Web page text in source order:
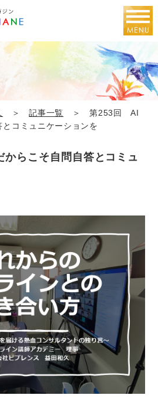
＞記事一覧 ＞ 第253回 AI
コミュニケーションを
らこそ自問自答とコミュ